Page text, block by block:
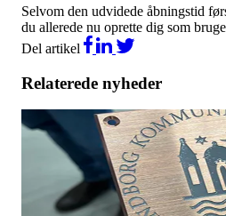
Selvom den udvidede åbningstid
du allerede nu oprette dig som
Del artikel
Relaterede nyheder